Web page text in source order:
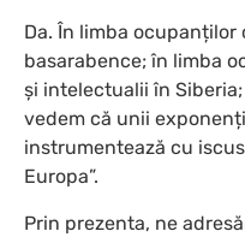
Da. În limba ocupanților
basarabence; în limba
și intelectualii în
vedem că unii
instrumentează cu
Europa”.
Prin prezenta, ne